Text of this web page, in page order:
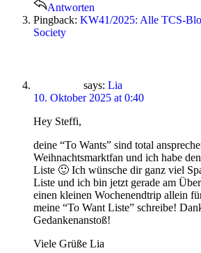
Antworten
Pingback: KW41/2025: Alle TCS-
Society
says: Lia
10. Oktober 2025 at 0:40
Hey Steffi,
deine “To Wants” sind total
Weihnachtsmarktfan und ich habe
Liste 🙂 Ich wünsche dir ganz viel
Liste und ich bin jetzt gerade am
einen kleinen Wochenendtrip allein
meine “To Want Liste” schreibe!
Gedankenanstoß!
Viele Grüße Lia